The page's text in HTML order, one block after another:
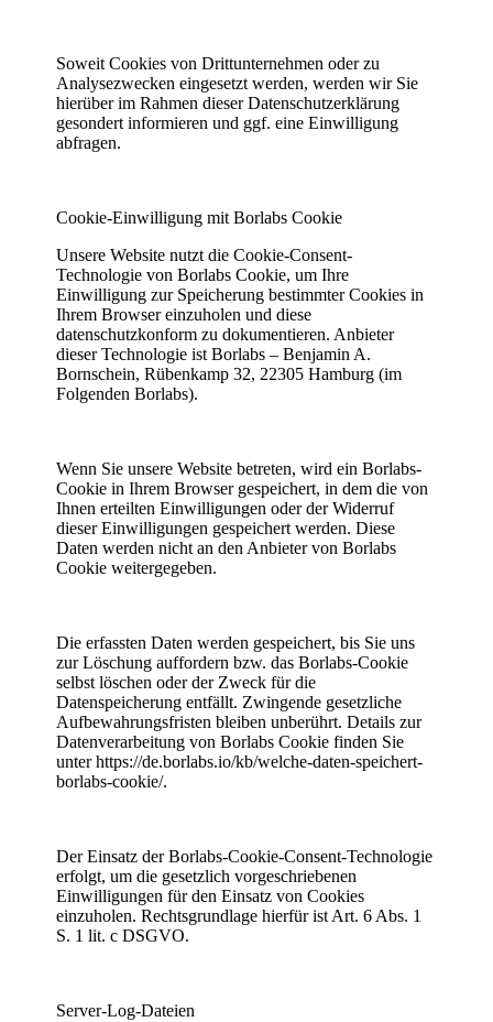
Soweit Cookies von Drittunternehmen oder zu
Analysezwecken eingesetzt werden, werden wir Sie
hierüber im Rahmen dieser Datenschutzerklärung
gesondert informieren und ggf. eine Einwilligung
abfragen.
Cookie-Einwilligung mit Borlabs Cookie
Unsere Website nutzt die Cookie-Consent-
Technologie von Borlabs Cookie, um Ihre
Einwilligung zur Speicherung bestimmter Cookies in
Ihrem Browser einzuholen und diese
datenschutzkonform zu dokumentieren. Anbieter
dieser Technologie ist Borlabs – Benjamin A.
Bornschein, Rübenkamp 32, 22305 Hamburg (im
Folgenden Borlabs).
Wenn Sie unsere Website betreten, wird ein Borlabs-
Cookie in Ihrem Browser gespeichert, in dem die von
Ihnen erteilten Einwilligungen oder der Widerruf
dieser Einwilligungen gespeichert werden. Diese
Daten werden nicht an den Anbieter von Borlabs
Cookie weitergegeben.
Die erfassten Daten werden gespeichert, bis Sie uns
zur Löschung auffordern bzw. das Borlabs-Cookie
selbst löschen oder der Zweck für die
Datenspeicherung entfällt. Zwingende gesetzliche
Aufbewahrungsfristen bleiben unberührt. Details zur
Datenverarbeitung von Borlabs Cookie finden Sie
unter https://de.borlabs.io/kb/welche-daten-speichert-
borlabs-cookie/.
Der Einsatz der Borlabs-Cookie-Consent-Technologie
erfolgt, um die gesetzlich vorgeschriebenen
Einwilligungen für den Einsatz von Cookies
einzuholen. Rechtsgrundlage hierfür ist Art. 6 Abs. 1
S. 1 lit. c DSGVO.
Server-Log-Dateien